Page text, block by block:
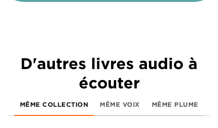
D'autres livres audio à
écouter
MÊME COLLECTION MÊME VOIX MÊME PLUME